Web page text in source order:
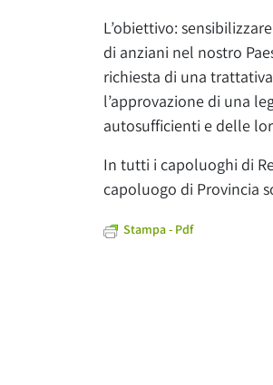
L’obiettivo:
di anziani nel nostro
richiesta di una
l’approvazione di una
autosufficienti e delle
In tutti i capoluoghi di
capoluogo di Provincia
Stampa - Pdf